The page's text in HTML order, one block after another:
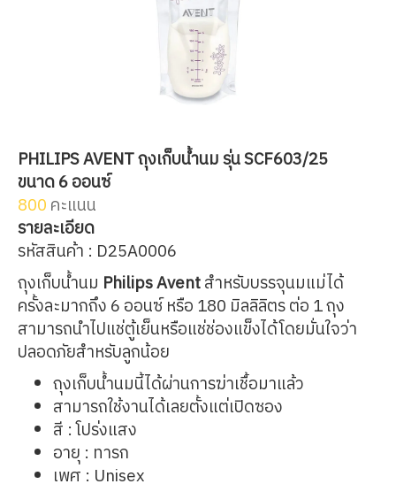
PHILIPS AVENT ถุงเก็บน้ำนม รุ่น SCF603/25
ขนาด 6 ออนซ์
800คะแนน
รายละเอียด
รหัสสินค้า : D25A0006
ถุงเก็บน้ำนม Philips Aventสำหรับบรรจุนมแม่ได้
ครั้งละมากถึง 6 ออนซ์ หรือ 180 มิลลิลิตร ต่อ 1 ถุง
สามารถนำไปแช่ตู้เย็นหรือแช่ช่องแข็งได้โดยมั่นใจว่า
ปลอดภัยสำหรับลูกน้อย
ถุงเก็บน้ำนมนี้ได้ผ่านการฆ่าเชื้อมาแล้ว
สามารถใช้งานได้เลยตั้งแต่เปิดซอง
สี : โปร่งแสง
อายุ : ทารก
เพศ : Unisex